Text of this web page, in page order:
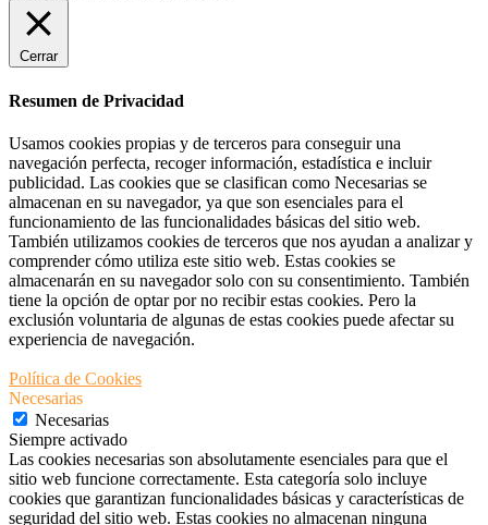
Cerrar
Resumen de Privacidad
Usamos cookies propias y de terceros para conseguir una
navegación perfecta, recoger información, estadística e incluir
publicidad. Las cookies que se clasifican como Necesarias se
almacenan en su navegador, ya que son esenciales para el
funcionamiento de las funcionalidades básicas del sitio web.
También utilizamos cookies de terceros que nos ayudan a analizar y
comprender cómo utiliza este sitio web. Estas cookies se
almacenarán en su navegador solo con su consentimiento. También
tiene la opción de optar por no recibir estas cookies. Pero la
exclusión voluntaria de algunas de estas cookies puede afectar su
experiencia de navegación.
Política de Cookies
Necesarias
Necesarias
Siempre activado
Las cookies necesarias son absolutamente esenciales para que el
sitio web funcione correctamente. Esta categoría solo incluye
cookies que garantizan funcionalidades básicas y características de
seguridad del sitio web. Estas cookies no almacenan ninguna